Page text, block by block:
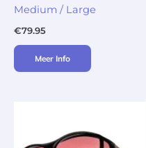
Medium / Large
€79.95
Meer Info